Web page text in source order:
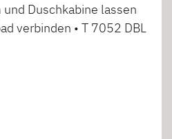
und Duschkabine lassen
verbinden • T 7052 DBL